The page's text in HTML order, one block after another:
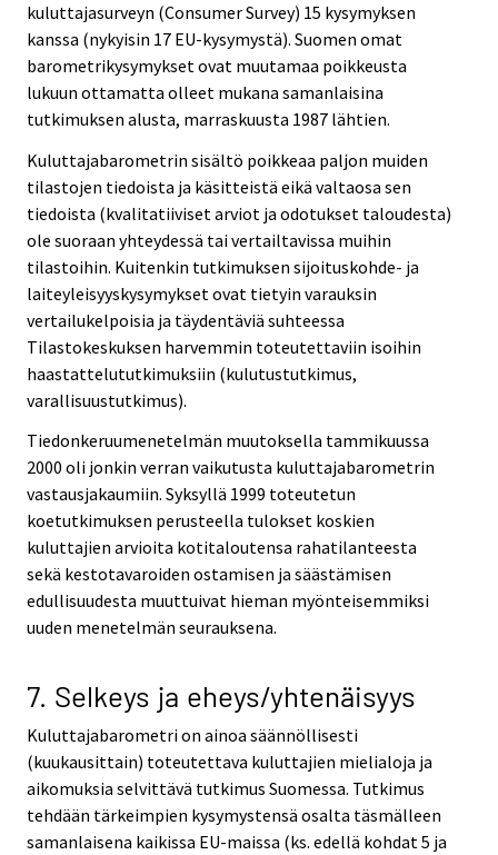
kuluttajasurveyn (Consumer Survey) 15 kysymyksen
kanssa (nykyisin 17 EU-kysymystä). Suomen omat
barometrikysymykset ovat muutamaa poikkeusta
lukuun ottamatta olleet mukana samanlaisina
tutkimuksen alusta, marraskuusta 1987 lähtien.
Kuluttajabarometrin sisältö poikkeaa paljon muiden
tilastojen tiedoista ja käsitteistä eikä valtaosa sen
tiedoista (kvalitatiiviset arviot ja odotukset taloudesta)
ole suoraan yhteydessä tai vertailtavissa muihin
tilastoihin. Kuitenkin tutkimuksen sijoituskohde- ja
laiteyleisyyskysymykset ovat tietyin varauksin
vertailukelpoisia ja täydentäviä suhteessa
Tilastokeskuksen harvemmin toteutettaviin isoihin
haastattelututkimuksiin (kulutustutkimus,
varallisuustutkimus).
Tiedonkeruumenetelmän muutoksella tammikuussa
2000 oli jonkin verran vaikutusta kuluttajabarometrin
vastausjakaumiin. Syksyllä 1999 toteutetun
koetutkimuksen perusteella tulokset koskien
kuluttajien arvioita kotitaloutensa rahatilanteesta
sekä kestotavaroiden ostamisen ja säästämisen
edullisuudesta muuttuivat hieman myönteisemmiksi
uuden menetelmän seurauksena.
7. Selkeys ja eheys/yhtenäisyys
Kuluttajabarometri on ainoa säännöllisesti
(kuukausittain) toteutettava kuluttajien mielialoja ja
aikomuksia selvittävä tutkimus Suomessa. Tutkimus
tehdään tärkeimpien kysymystensä osalta täsmälleen
samanlaisena kaikissa EU-maissa (ks. edellä kohdat 5 ja